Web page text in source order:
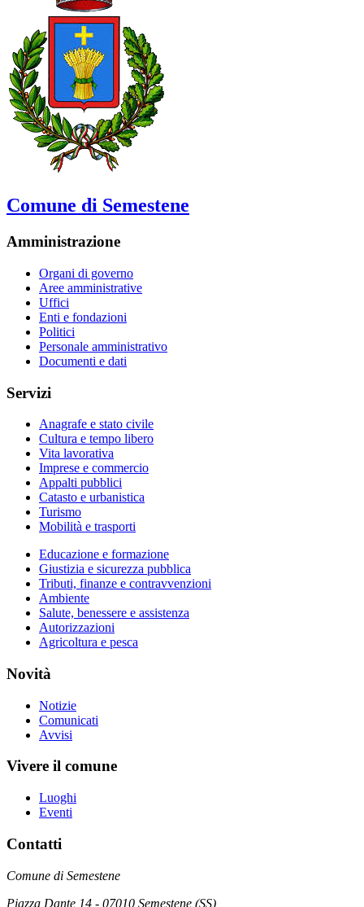
Comune di Semestene
Amministrazione
Organi di governo
Aree amministrative
Uffici
Enti e fondazioni
Politici
Personale amministrativo
Documenti e dati
Servizi
Anagrafe e stato civile
Cultura e tempo libero
Vita lavorativa
Imprese e commercio
Appalti pubblici
Catasto e urbanistica
Turismo
Mobilità e trasporti
Educazione e formazione
Giustizia e sicurezza pubblica
Tributi, finanze e contravvenzioni
Ambiente
Salute, benessere e assistenza
Autorizzazioni
Agricoltura e pesca
Novità
Notizie
Comunicati
Avvisi
Vivere il comune
Luoghi
Eventi
Contatti
Comune di Semestene
Piazza Dante 14 - 07010 Semestene (SS)